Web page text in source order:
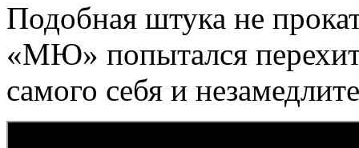
Подобная штука не
«МЮ» попытался
самого себя и